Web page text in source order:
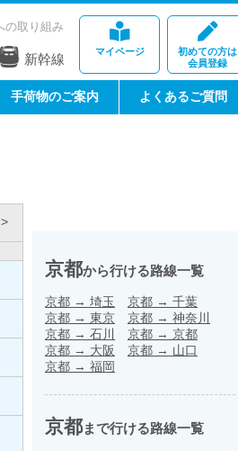
マイページ
初めての方は
会員登録
の取り組み
新幹線
手荷物のご案内 よくあるご質問
京都から行ける路線一覧
京都 → 埼玉 京都 → 千葉
京都 → 東京 京都 → 神奈川
京都 → 石川 京都 → 京都
京都 → 大阪 京都 → 山口
京都 → 福岡
京都まで行ける路線一覧